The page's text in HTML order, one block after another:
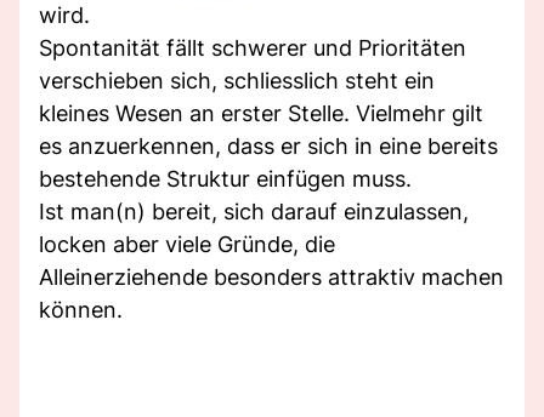
wird.
Spontanität fällt schwerer und Prioritäten
verschieben sich, schliesslich steht ein
kleines Wesen an erster Stelle. Vielmehr gilt
es anzuerkennen, dass er sich in eine bereits
bestehende Struktur einfügen muss.
Ist man(n) bereit, sich darauf einzulassen,
locken aber viele Gründe, die
Alleinerziehende besonders attraktiv machen
können.